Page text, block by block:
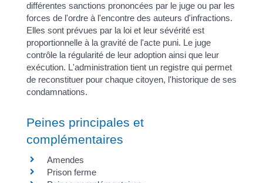
différentes sanctions prononcées par le juge ou par les
forces de l'ordre à l'encontre des auteurs d'infractions.
Elles sont prévues par la loi et leur sévérité est
proportionnelle à la gravité de l'acte puni. Le juge
contrôle la régularité de leur adoption ainsi que leur
exécution. L'administration tient un registre qui permet
de reconstituer pour chaque citoyen, l'historique de ses
condamnations.
Peines principales et
complémentaires
Amendes
Prison ferme